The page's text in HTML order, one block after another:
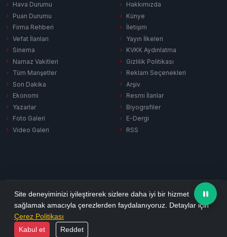
Hava Durumu
Puan Durumu
Firma Rehberi
Vefat İlanları
Sinema
Namaz Vakitleri
Tüm Manşetler
Son Dakika
Ekonomi
Yazarlar
Foto Galeri
Video Galeri
Hakkımızda
Künye
İletişim
Yayın İlkeleri
KVKK Aydınlatma
Gizlilik Politikası
Reklam Seçenekleri
Arşiv
Resmi İlanlar
Biyografiler
E-Dergi
RSS
Gizlilik Politikası KVKK AydınlatmaÇerez PolitikasıRSS
© 2026 Ezine Pusula. Tüm hakları saklıdır.
Yazılım:
Site deneyiminizi iyileştirerek sizlere daha iyi bir hizmet
sağlamak amacıyla çerezlerden faydalanıyoruz. Detaylar için
Çerez Politikası
Kabul et
Reddet